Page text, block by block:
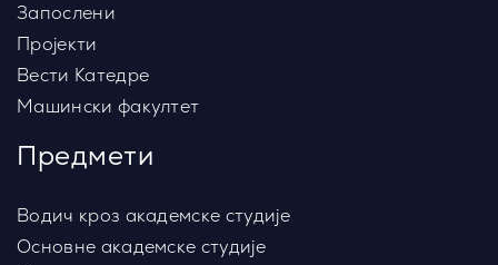
Запослени
Пројекти
Вести Катедре
Машински факултет
Предмети
Водич кроз академске студије
Основне академске студије